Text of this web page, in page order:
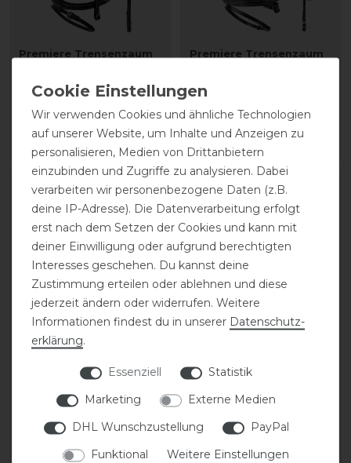
Premiere Trensenzaum
89,95 € *
ARTIKEL MERKEN
Premiere Trensenzaum
69,95 € *
ARTIKEL MERKEN
Waldhausen S-Line
Trensenzaum
149,99 € *
ARTIKEL MERKEN
Dax anatom mit Zügel
ARTIKEL MERKEN
Wir verwenden Cookies und ähnliche Technologien
auf unserer Website, um Inhalte und Anzeigen zu
personalisieren, Medien von Drittanbietern
einzubinden und Zugriffe zu analysieren. Dabei
verarbeiten wir personenbezogene Daten (z.B.
deine IP-Adresse). Die Datenverarbeitung erfolgt
erst nach dem Setzen der Cookies und kann mit
deiner Einwilligung oder aufgrund berechtigten
Interesses geschehen. Du kannst deine
Zustimmung erteilen oder ablehnen und diese
jederzeit ändern oder widerrufen. Weitere
Informationen findest du in unserer Daten­schutz­
erklärung.
Essenziell
Statistik
Marketing
Externe Medien
DHL Wunschzustellung
PayPal
Funktional
Weitere Einstellungen